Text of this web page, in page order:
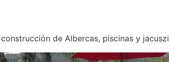
de Albercas, piscinas y jacuszi